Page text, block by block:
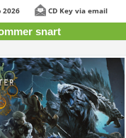
2026 CD Key via email
snart